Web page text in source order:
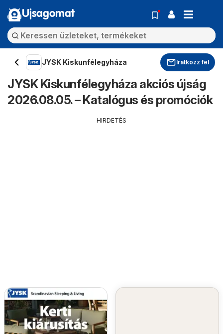
Ujsagomat
JYSK Kiskunfélegyháza Iratkozz fel
JYSK Kiskunfélegyháza akciós újság
2026.08.05. – Katalógus és promóciók
HIRDETÉS